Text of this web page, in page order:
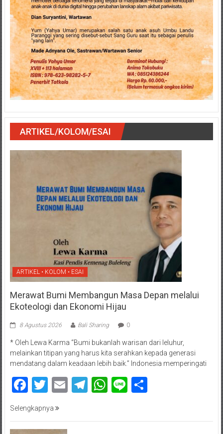
ARTIKEL/KOLOM/ESAI
ARTIKEL • KOLOM • ESAI
Merawat Bumi Membangun Masa Depan melalui
Ekoteologi dan Ekonomi Hijau
8 Agustus 2026 Bali Sharing 0
* Oleh Lewa Karma “Bumi bukanlah warisan dari leluhur,
melainkan titipan yang harus kita serahkan kepada generasi
mendatang dalam keadaan lebih baik.” Indonesia memperingati
Facebook
Twitter
EmailTelegram
WhatsApp
LineShare
Selengkapnya